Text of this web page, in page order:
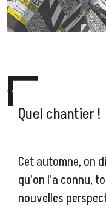
Quel chantier !
Cet automne, on
qu'on l’a connu,
nouvelles